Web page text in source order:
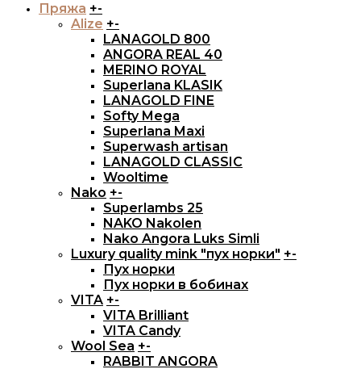
Пряжа +-
Alize +-
LANAGOLD 800
ANGORA REAL 40
MERINO ROYAL
Superlana KLASIK
LANAGOLD FINE
Softy Mega
Superlana Maxi
Superwash artisan
LANAGOLD CLASSIC
Wooltime
Nako +-
Superlambs 25
NAKO Nakolen
Nako Angora Luks Simli
Luxury quality mink "пух норки" +-
Пух норки
Пух норки в бобинах
VITA +-
VITA Brilliant
VITA Candy
Wool Sea +-
RABBIT ANGORA